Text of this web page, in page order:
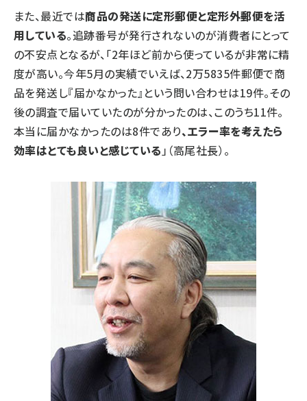
また、最近では商品の発送に定形郵便と定形外郵便を活
用している。追跡番号が発行されないのが消費者にとって
の不安点となるが、「2年ほど前から使っているが非常に精
度が高い。今年5月の実績でいえば、2万5835件郵便で商
品を発送し『届かなかった』という問い合わせは19件。その
後の調査で届いていたのが分かったのは、このうち11件。
本当に届かなかったのは8件であり、エラー率を考えたら
効率はとても良いと感じている 」（高尾社長）。